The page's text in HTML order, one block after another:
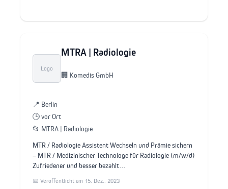
Logo
MTRA | Radiologie
🏢 Komedis GmbH
📍 Berlin
🕒 vor Ort
📂 MTRA | Radiologie
MTR / Radiologie Assistent Wechseln und Prämie sichern
– MTR / Medizinischer Technologe für Radiologie (m/w/d)
Zufriedener und besser bezahlt…
📅 Veröffentlicht am 15. Dez.. 2023